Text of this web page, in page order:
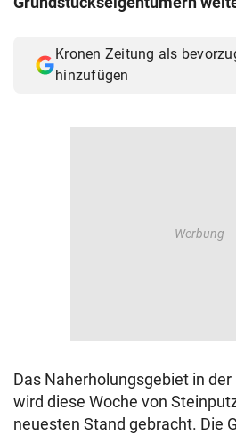
Kronen Zeitung als
hinzufügen
Das Naherholungsgebiet in
wird diese Woche von
neuesten Stand gebracht. Die